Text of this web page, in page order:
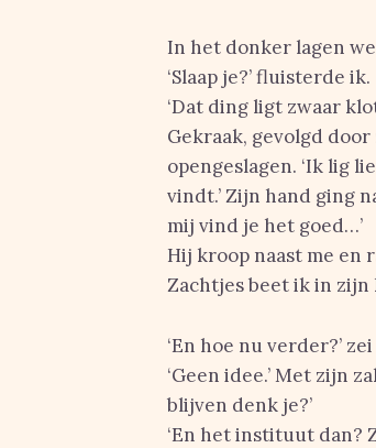
In het donker lagen
‘Slaap je?’ fluisterde ik.
‘Dat ding ligt zwaar
Gekraak, gevolgd
opengeslagen. ‘Ik lig
vindt.’ Zijn hand ging
mij vind je het goed…’
Hij kroop naast me en
Zachtjes beet ik in zijn
‘En hoe nu verder?’
‘Geen idee.’ Met zijn
blijven denk je?’
‘En het instituut dan?